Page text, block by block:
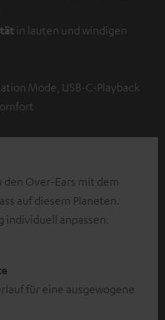
in lauten und windigen
Mode, USB-C-Playback
den Over-Ears mit dem
auf diesem Planeten.
individuell anpassen.
für eine ausgewogene